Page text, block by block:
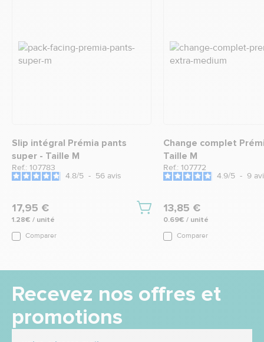
Slip intégral Prémia pants
super - Taille M
Ref.: 107783
4.8/5 - 56 avis
17,95 €
1.28€ / unité
Comparer
Change complet
Taille M
Ref.: 107772
4.9/5 - 9
13,85 €
0.69€ / unité
Comparer
Recevez nos offres et
promotions